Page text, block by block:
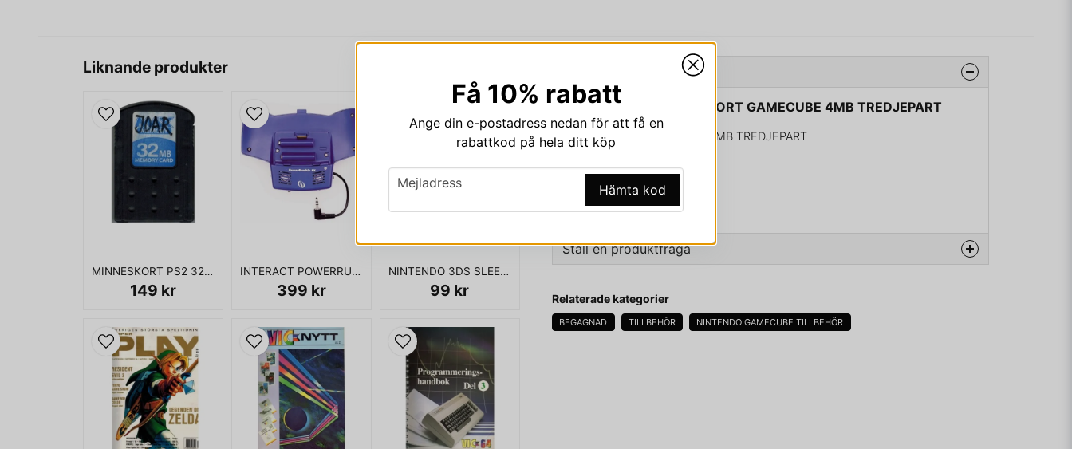
Liknande produkter
MINNESKORT PS2 32MB
149 kr
INTERACT POWERRUMBLE FX GAMEBOY ADVANCE
399 kr
NINTENDO 3DS SLEEVE
99 kr
Beskrivning av MINNESKORT GAMECUBE 4MB TREDJEPART
MINNESKORT GAMECUBE 4MB TREDJEPART
OLIKA TILLVERKARE
Ställ en produktfråga
Fråga oss något om denna produkten...
Relaterade kategorier
BEGAGNAD TILLBEHÖR NINTENDO GAMECUBE TILLBEHÖR
Få 10% rabatt
Ange din e-postadress nedan för att få en
rabattkod på hela ditt köp
email
Mejladress Hämta kod